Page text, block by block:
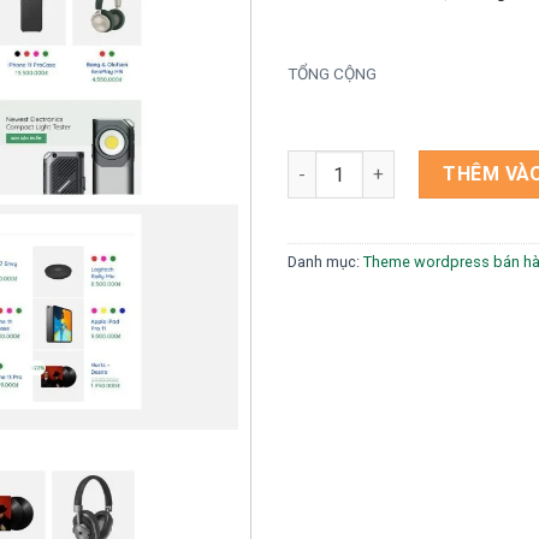
TỔNG CỘNG
Theme wordpress bán điện
THÊM
Danh mục: Theme wordpress bán